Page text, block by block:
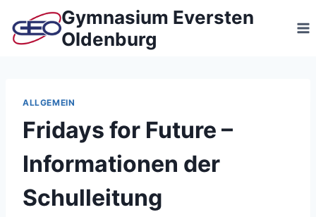
Inhalt
springen
Gymnasium Eversten
Oldenburg
ALLGEMEIN
Fridays for Future –
Informationen der
Schulleitung